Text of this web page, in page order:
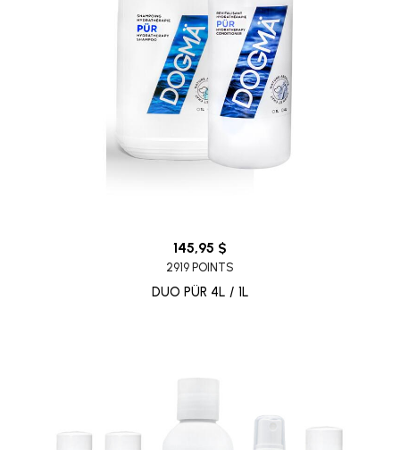
145,95 $
2919 POINTS
DUO PÜR 4L / 1L